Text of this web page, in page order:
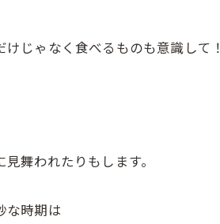
けじゃなく食べるものも意識して！
舞われたりもします。
な時期は